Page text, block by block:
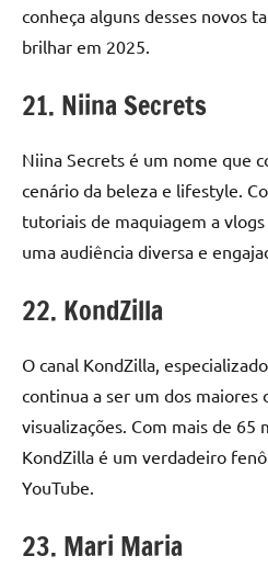
conheça alguns desses novos
brilhar em 2025.
21. Niina Secrets
Niina Secrets é um nome que
cenário da beleza e lifestyle.
tutoriais de maquiagem a
uma audiência diversa e
22. KondZilla
O canal KondZilla,
continua a ser um dos maiores
visualizações. Com mais de 65
KondZilla é um verdadeiro
YouTube.
23. Mari Maria